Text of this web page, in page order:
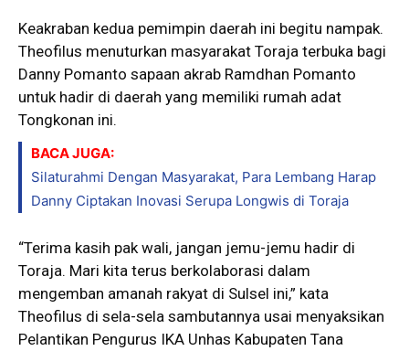
Keakraban kedua pemimpin daerah ini begitu nampak.
Theofilus menuturkan masyarakat Toraja terbuka bagi
Danny Pomanto sapaan akrab Ramdhan Pomanto
untuk hadir di daerah yang memiliki rumah adat
Tongkonan ini.
BACA JUGA:
Silaturahmi Dengan Masyarakat, Para Lembang Harap
Danny Ciptakan Inovasi Serupa Longwis di Toraja
“Terima kasih pak wali, jangan jemu-jemu hadir di
Toraja. Mari kita terus berkolaborasi dalam
mengemban amanah rakyat di Sulsel ini,” kata
Theofilus di sela-sela sambutannya usai menyaksikan
Pelantikan Pengurus IKA Unhas Kabupaten Tana